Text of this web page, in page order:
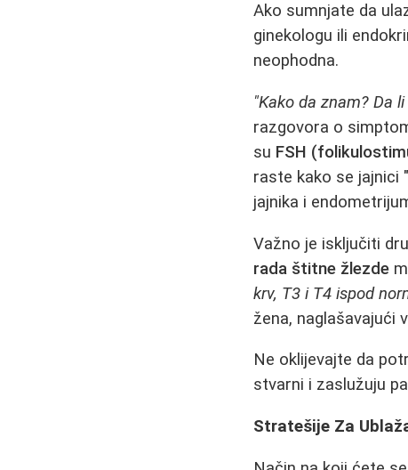
Ako sumnjate da
ginekologu ili
neophodna.
"Kako da znam? Da
razgovora o
su FSH
raste kako se jajnici
jajnika i
Važno je isključiti
rada štitne žlezde
krv, T3 i T4 ispod
žena, naglašavajući
Ne oklijevajte da
stvarni i zaslužuju
Stratešije Za